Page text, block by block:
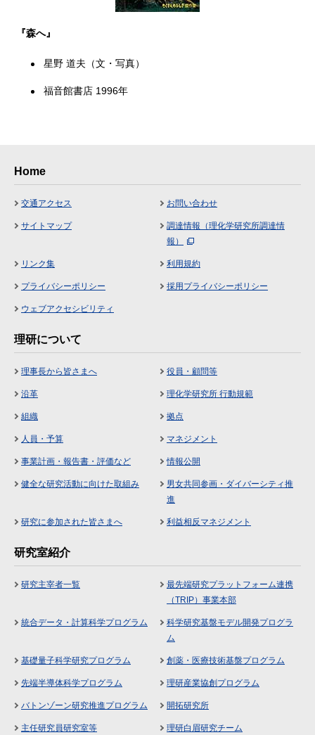
『森へ』
星野 道夫（文・写真）
福音館書店 1996年
Home
交通アクセス お問い合わせ
サイトマップ
調達情報（理化学研究所調達情
報）
リンク集 利用規約
プライバシーポリシー 採用プライバシーポリシー
ウェブアクセシビリティ
理研について
理事長から皆さまへ 役員・顧問等
沿革 理化学研究所 行動規範
組織 拠点
人員・予算 マネジメント
事業計画・報告書・評価など 情報公開
健全な研究活動に向けた取組み
男女共同参画・ダイバーシティ推
進
研究に参加された皆さまへ 利益相反マネジメント
研究室紹介
研究主宰者一覧
最先端研究プラットフォーム連携
（TRIP）事業本部
統合データ・計算科学プログラム
科学研究基盤モデル開発プログラ
ム
基礎量子科学研究プログラム 創薬・医療技術基盤プログラム
先端半導体科学プログラム 理研産業協創プログラム
バトンゾーン研究推進プログラム 開拓研究所
主任研究員研究室等 理研白眉研究チーム